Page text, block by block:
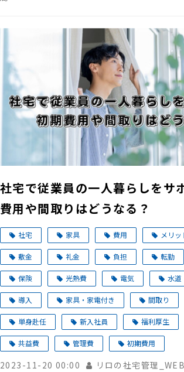
社宅で従業員の一人暮らしをサ
費用や間取りはどうなる？
社宅 家具 費用 メリッ
敷金 礼金 負担 転勤
保険 光熱費 電気 水道
導入 家具・家電付き 間取り
単身赴任 新入社員 福利厚生
共益費 管理費 初期費用
2023-11-20 00:00
リロの社宅管理